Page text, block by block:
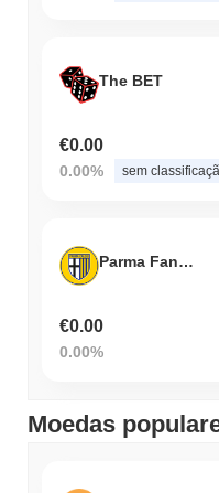
The BET
€0.00
0.00% sem
Parma FanToken
€0.00
0.00%
Moedas